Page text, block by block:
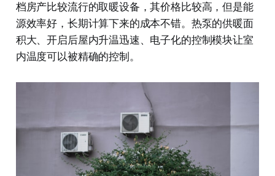
档房产比较流行的取暖设备，其价格比较高，但是能
源效率好，长期计算下来的成本不错。热泵的供暖面
积大、开启后屋内升温迅速、电子化的控制模块让室
内温度可以被精确的控制。